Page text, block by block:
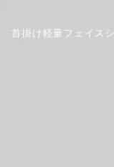
首掛け軽量フェイス